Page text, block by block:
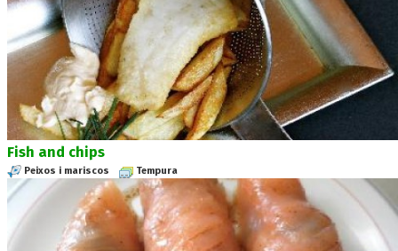
Fish and chips
Peixos i mariscos Tempura